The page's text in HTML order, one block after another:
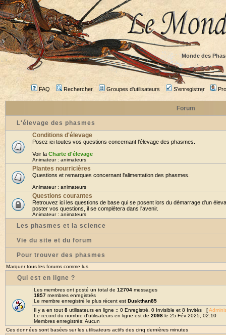
Monde des
FAQ Rechercher Groupes d'utilisateurs S'enregistrer
Forum
L'élevage des phasmes
Conditions d'élevage
Posez ici toutes vos questions concernant l'élevage des phasmes.
Voir la Charte d'élevage
Animateur : animateurs
Plantes nourricières
Questions et remarques concernant l'alimentation des phasmes.
Animateur : animateurs
Questions courantes
Retrouvez ici les questions de base qui se posent lors du démarrage d'un
poster vos questions, il se complétera dans l'avenir.
Animateur : animateurs
Les phasmes et la science
Vie du site et du forum
Pour trouver des phasmes
Marquer tous les forums comme lus
Qui est en ligne ?
Les membres ont posté un total de 12704 messages
1857 membres enregistrés
Le membre enregistré le plus récent est Duskthan85
Il y a en tout 8 utilisateurs en ligne :: 0 Enregistré, 0 Invisible et 8 Invités [
Le record du nombre d'utilisateurs en ligne est de 2098 le 25 Fév 2025, 02:10
Membres enregistrés: Aucun
Ces données sont basées sur les utilisateurs actifs des cinq dernières minutes